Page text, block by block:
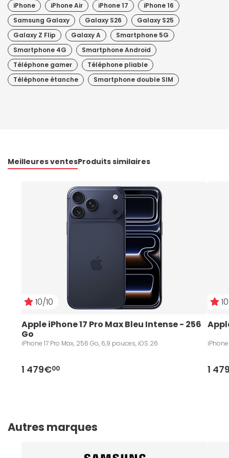
iPhone iPhone Air iPhone 17
iPhone 16
Samsung Galaxy
Galaxy S26
Galaxy S25
Galaxy Z Flip
Galaxy A
Smartphone 5G
Smartphone 4G
Smartphone Android
Téléphone gamer
Téléphone pliable
Téléphone étanche
Smartphone double SIM
Meilleures ventesProduits similaires
10/10
Apple iPhone 17 Pro Max Bleu Intense - 256
Go
iPhone 17 Pro Max, 256 Go, 6,9 pouces, iOS 26
1 479€00 1
Autres marques